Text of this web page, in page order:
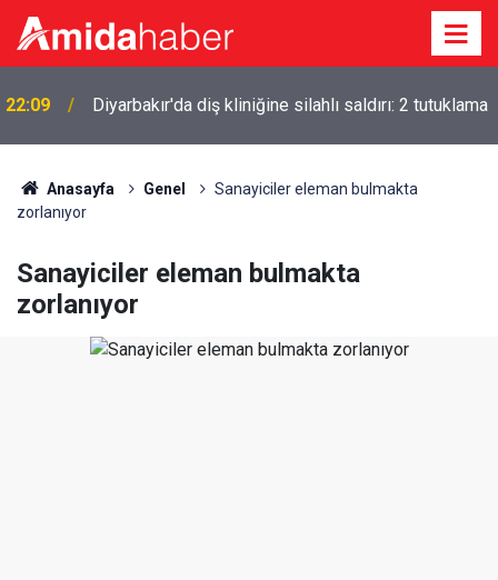
22:09 Diyarbakır'da diş kliniğine silahlı saldırı: 2 tutuklama
Anasayfa Genel
Sanayiciler eleman bulmakta
zorlanıyor
Sanayiciler eleman bulmakta
zorlanıyor